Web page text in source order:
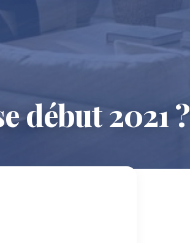
début 2021 ?